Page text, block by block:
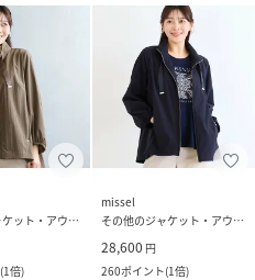
その他のジャケット・アウター
(1倍)
missel
その他のジャケット・アウター
28,600 円
260ポイント(1倍)